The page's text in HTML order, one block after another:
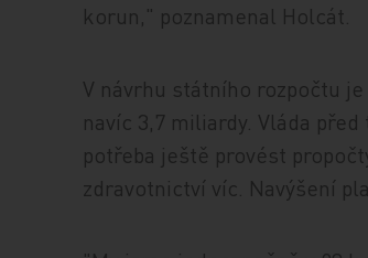
korun," poznamenal Holcát.
V návrhu státního rozpočtu
navíc 3,7 miliardy. Vláda
potřeba ještě provést
zdravotnictví víc. Navýšení